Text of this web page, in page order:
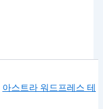
아스트라 워드프레스 테